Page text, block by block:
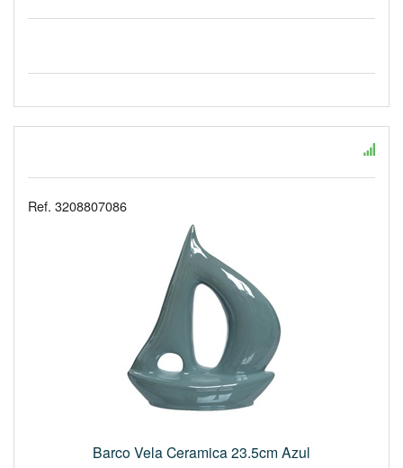
Ref. 3208807086
Barco Vela Ceramica 23.5cm Azul